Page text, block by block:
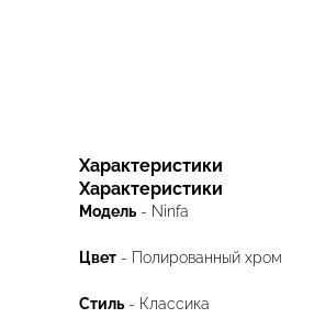
Характеристики
Характеристики
Модель - Ninfa
Цвет - Полированный хром
Стиль - Классика